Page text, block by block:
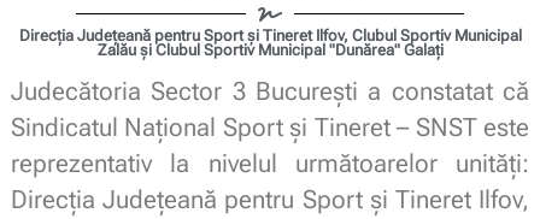
Direcţia Judeţeană pentru Sport şi Tineret Ilfov, Clubul Sportiv Municipal
Zalău și Clubul Sportiv Municipal "Dunărea" Galaţi
Judecătoria Sector 3 București a constatat că
Sindicatul Național Sport și Tineret – SNST este
reprezentativ la nivelul următoarelor unități:
Direcţia Judeţeană pentru Sport şi Tineret Ilfov,